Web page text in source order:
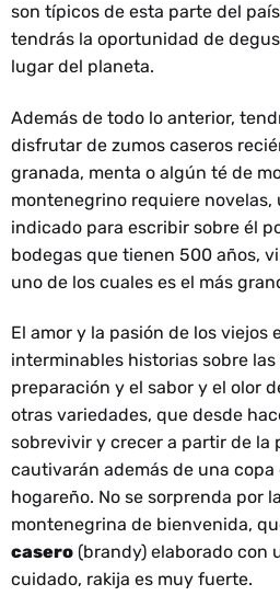
son típicos de esta parte del
tendrás la oportunidad de
lugar del planeta.
Además de todo lo anterior,
disfrutar de zumos caseros
granada, menta o algún té de
montenegrino requiere novelas,
indicado para escribir sobre él
bodegas que tienen 500 años,
uno de los cuales es el más
El amor y la pasión de los viejos
interminables historias sobre
preparación y el sabor y el olor
otras variedades, que desde
sobrevivir y crecer a partir de la
cautivarán además de una
hogareño. No se sorprenda por
montenegrina de bienvenida,
casero (brandy) elaborado con
cuidado, rakija es muy fuerte.